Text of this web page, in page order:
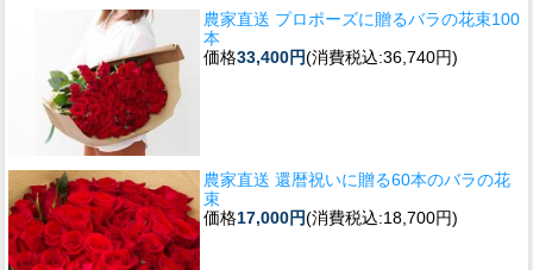
農家直送 プロポーズに贈るバラの花束100
本
価格33,400円(消費税込:36,740円)
農家直送 還暦祝いに贈る60本のバラの花
束
価格17,000円(消費税込:18,700円)